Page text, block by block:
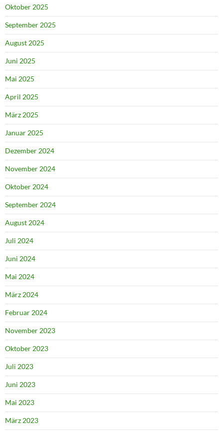
Oktober 2025
September 2025
August 2025
Juni 2025
Mai 2025
April 2025
März 2025
Januar 2025
Dezember 2024
November 2024
Oktober 2024
September 2024
August 2024
Juli 2024
Juni 2024
Mai 2024
März 2024
Februar 2024
November 2023
Oktober 2023
Juli 2023
Juni 2023
Mai 2023
März 2023